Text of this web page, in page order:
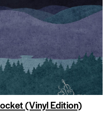
(Vinyl Edition)